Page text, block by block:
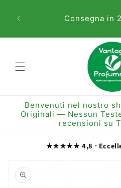
ai contenuti
Consegna in
Benvenuti nel nostro
Originali — Nessun
recensioni su
★★★★★ 4,8 ·
informazioni
sul prodotto